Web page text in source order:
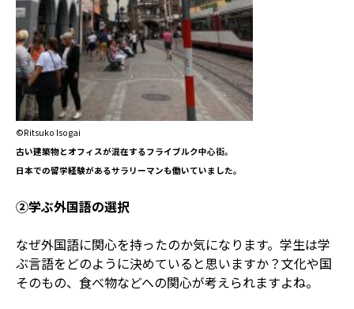
©Ritsuko Isogai
古い建築物とオフィスが混在するフライブルク中心街。
日本での留学経験があるサラリーマンも働いていました。
②学ぶ外国語の選択
なぜ外国語に関心を持ったのか気になります。学生は学
ぶ言語をどのように決めていると思いますか？文化や国
そのもの、食べ物などへの関心が考えられますよね。